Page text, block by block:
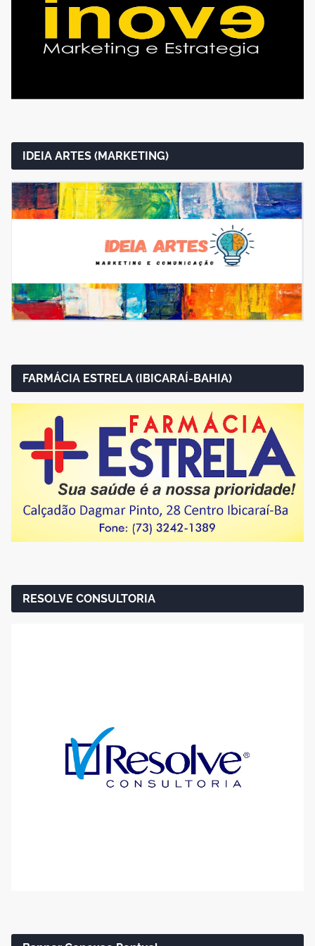
IDEIA ARTES (MARKETING)
FARMÁCIA ESTRELA (IBICARAÍ-BAHIA)
RESOLVE CONSULTORIA